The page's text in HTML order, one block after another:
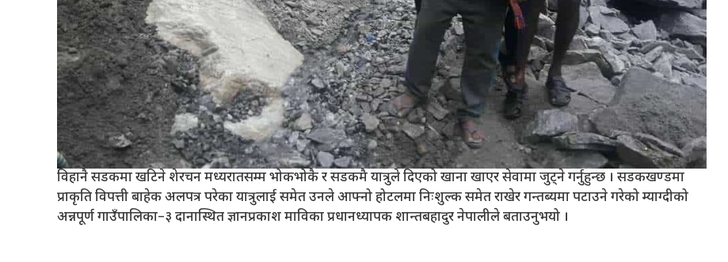
विहानै सडकमा खटिने शेरचन मध्यरातसम्म भोकभोकै र सडकमै यात्रुले दिएको खाना खाएर सेवामा जुट्ने गर्नुहुन्छ । सडकखण्डमा
प्राकृति विपत्ती बाहेक अलपत्र परेका यात्रुलाई समेत उनले आफ्नो होटलमा निःशुल्क समेत राखेर गन्तब्यमा पटाउने गरेको म्याग्दीको
अन्नपूर्ण गाउँपालिका–३ दानास्थित ज्ञानप्रकाश माविका प्रधानध्यापक शान्तबहादुर नेपालीले बताउनुभयो ।